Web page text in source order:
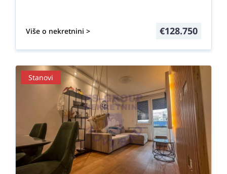
Više o nekretnini > €128.750
Stanovi